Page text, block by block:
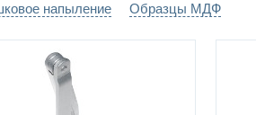
напыление Образцы МДФ